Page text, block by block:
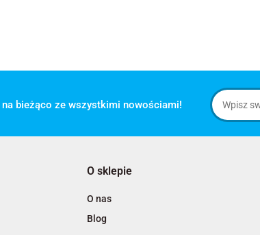
na bieżąco ze wszystkimi nowościami!
O sklepie
O nas
Blog